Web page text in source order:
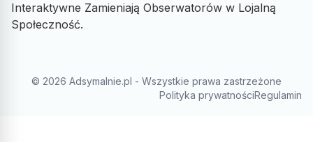
Interaktywne Zamieniają Obserwatorów w Lojalną
Społeczność.
© 2026 Adsymalnie.pl - Wszystkie prawa zastrzeżone
Polityka prywatnościRegulamin